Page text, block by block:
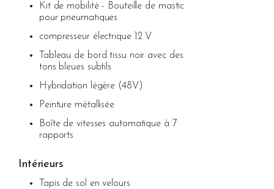
Kit de mobilité - Bouteille de mastic
pour pneumatiques
compresseur électrique 12 V
Tableau de bord tissu noir avec des
tons bleues subtils
Hybridation légère (48V)
Peinture métallisée
Boîte de vitesses automatique à 7
rapports
Intérieurs
Tapis de sol en velours